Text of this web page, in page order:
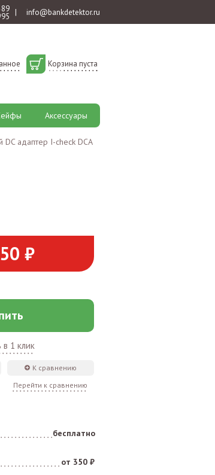
89 | info@bankdetektor.ru
Корзина пуста
Аксессуары
DC адаптер I-check DCA
₽
в 1 клик
К сравнению
Перейти к сравнению
бесплатно
от 350 ₽